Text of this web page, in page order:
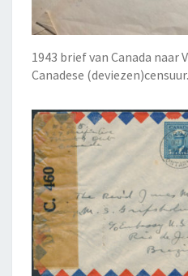
1943 brief van Canada naar
Canadese (deviezen)censuur.